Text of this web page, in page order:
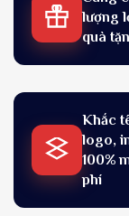
lượng
quà
Khắc
logo,
100%
phí